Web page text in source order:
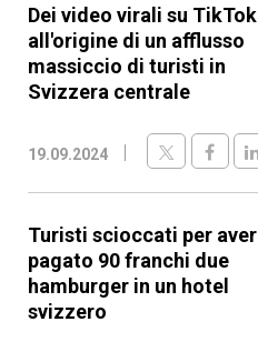
Dei video virali su TikTok
all'origine di un afflusso
massiccio di turisti in
Svizzera centrale
19.09.2024
Turisti scioccati per aver
pagato 90 franchi due
hamburger in un hotel
svizzero